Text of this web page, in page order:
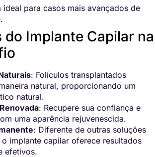
ideal para casos mais avançados de
do Implante Capilar na
: Folículos transplantados
natural, proporcionando um
natural.
: Recupere sua confiança e
uma aparência rejuvenescida.
: Diferente de outras soluções
implante capilar oferece resultados
efetivos.